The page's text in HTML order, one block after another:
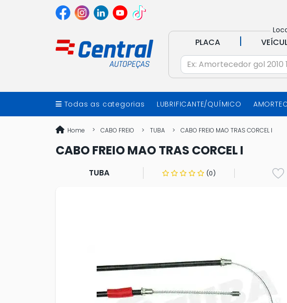
PLACA |
Todas as categorias LUBRIFICANTE/QUÍMICO
Home CABO FREIO TUBA CABO FREIO MAO TRAS CORCEL I
CABO FREIO MAO TRAS CORCEL I
TUBA (0)